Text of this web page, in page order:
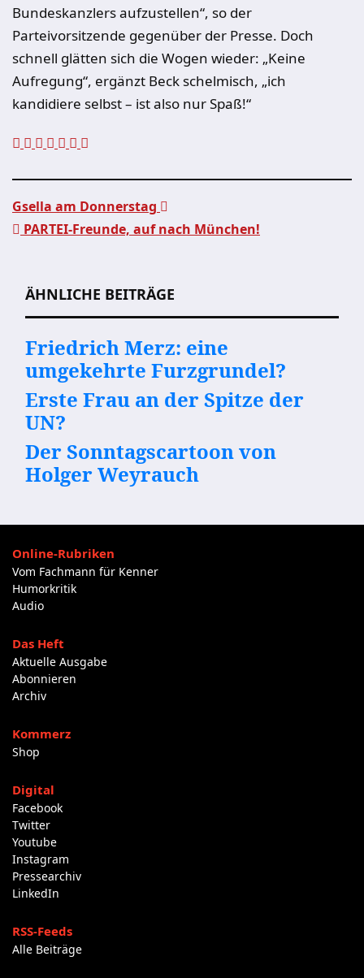
Bundeskanzlers aufzustellen“, so der
Parteivorsitzende gegenüber der Presse. Doch
schnell glätten sich die Wogen wieder: „Keine
Aufregung“, ergänzt Beck schelmisch, „ich
kandidiere selbst – ist also nur Spaß!“
Gsella am Donnerstag
PARTEI-Freunde, auf nach München!
ÄHNLICHE BEITRÄGE
Friedrich Merz: eine
umgekehrte Furzgrundel?
Erste Frau an der Spitze der
UN?
Der Sonntagscartoon von
Holger Weyrauch
Online-Rubriken
Vom Fachmann für Kenner
Humorkritik
Audio
Das Heft
Aktuelle Ausgabe
Abonnieren
Archiv
Kommerz
Shop
Digital
Facebook
Twitter
Youtube
Instagram
Pressearchiv
LinkedIn
RSS-Feeds
Alle Beiträge